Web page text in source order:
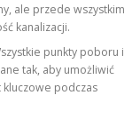
ale przede wszystkim
kanalizacji.
punkty poboru i
tak, aby umożliwić
kluczowe podczas